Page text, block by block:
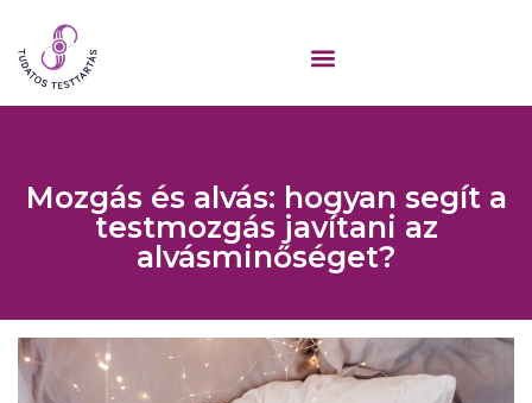
Mozgás és alvás: hogyan segít a
testmozgás javítani az
alvásminőséget?